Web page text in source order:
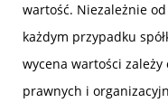
wartość. Niezależnie
każdym przypadku
wycena wartości
prawnych i